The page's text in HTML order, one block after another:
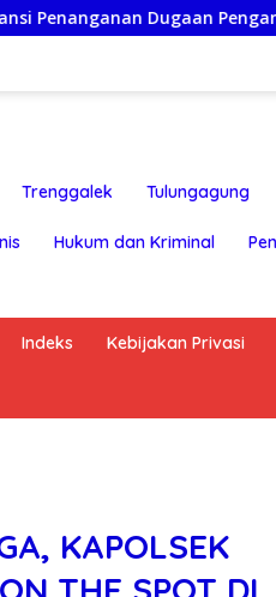
Penganiayaan
Trenggalek Tulungagung
Hukum dan Kriminal
Indeks Kebijakan Privasi
KAPOLSEK